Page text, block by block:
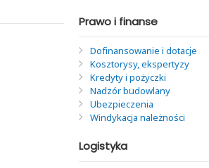
Prawo i finanse
Dofinansowanie i dotacje
Kosztorysy, ekspertyzy
Kredyty i pożyczki
Nadzór budowlany
Ubezpieczenia
Windykacja należności
Logistyka